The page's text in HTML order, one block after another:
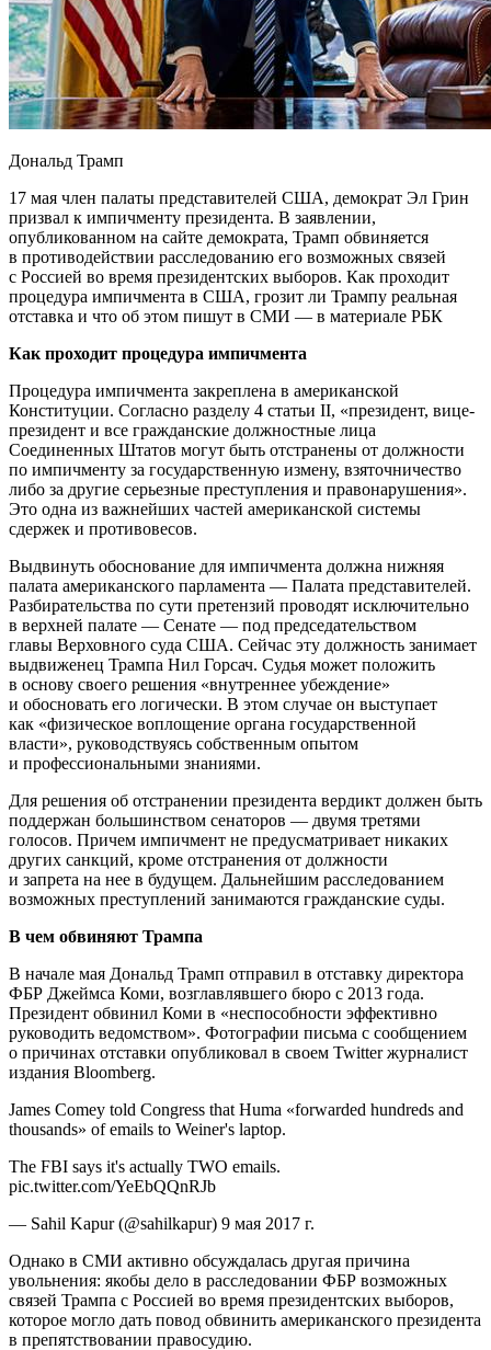
Дональд Трамп
17 мая член палаты представителей США, демократ Эл Грин
призвал к импичменту президента. В заявлении,
опубликованном на сайте демократа, Трамп обвиняется
в противодействии расследованию его возможных связей
с Россией во время президентских выборов. Как проходит
процедура импичмента в США, грозит ли Трампу реальная
отставка и что об этом пишут в СМИ — в материале РБК
Как проходит процедура импичмента
Процедура импичмента закреплена в американской
Конституции.​ Согласно разделу 4 статьи II, «президент, вице-
президент и все гражданские должностные лица
Соединенных Штатов могут быть отстранены от должности
по импичменту за государственную измену, взяточничество
либо за другие серьезные преступления и правонарушения».
Это одна из важнейших частей американской системы
сдержек и противовесов.
Выдвинуть обоснование для импичмента должна нижняя
палата американского парламента — Палата представителей.
Разбирательства по сути претензий проводят исключительно
в верхней палате — Сенате — под председательством
главы Верховного суда США. Cейчас эту должность занимает
выдвиженец Трампа Нил Горсач. Судья может положить
в основу своего решения «внутреннее убеждение»
и обосновать его логически. В этом случае он выступает
как «физическое воплощение органа государственной
власти», руководствуясь собственным опытом
и профессиональными знаниями.
Для решения об отстранении президента вердикт должен быть
поддержан большинством сенаторов — двумя третями
голосов. Причем импичмент не предусматривает никаких
других санкций, кроме отстранения от должности
и запрета на нее в будущем. Дальнейшим расследованием
возможных преступлений занимаются гражданские суды.
В чем обвиняют Трампа
В начале мая Дональд Трамп отправил в отставку директора
ФБР Джеймса Коми, возглавлявшего бюро с 2013 года.
Президент обвинил Коми в «неспособности эффективно
руководить ведомством». Фотографии письма с сообщением
о причинах отставки опубликовал в своем Twitter журналист
издания Bloomberg.
James Comey told Congress that Huma «forwarded hundreds and
thousands» of emails to Weiner's laptop.
The FBI says it's actually TWO emails.
pic.twitter.com/YeEbQQnRJb
— Sahil Kapur (@sahilkapur) 9 мая 2017 г.
Однако в СМИ активно обсуждалась другая причина
увольнения: якобы дело в расследовании ФБР возможных
связей Трампа с Россией во время президентских выборов,
которое могло дать повод обвинить американского президента
в препятствовании правосудию.